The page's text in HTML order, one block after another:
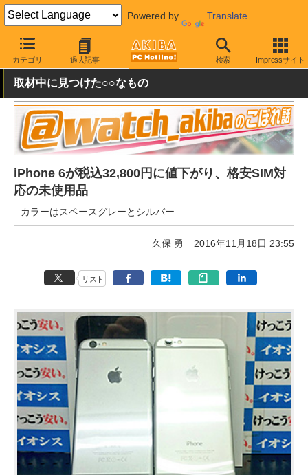
Powered by Translate
カテゴリ 過去記事 検索 Impressサイト
AKIBA PC Hotline! 秋葉原情報 価格情報 特価情報
取材中に見つけた○○なもの
iPhone 6が税込32,800円に値下がり、格安SIM対
応の未使用品
カラーはスペースグレーとシルバー
久保 勇 2016年11月18日 23:55
リスト